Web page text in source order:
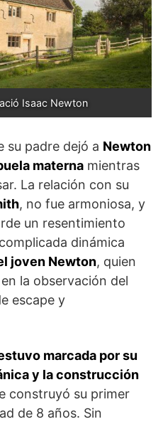
Isaac Newton
su padre dejó a Newton
materna mientras
La relación con su
, no fue armoniosa, y
un resentimiento
dinámica
joven Newton, quien
la observación del
escape y
marcada por su
y la construcción
construyó su primer
de 8 años. Sin